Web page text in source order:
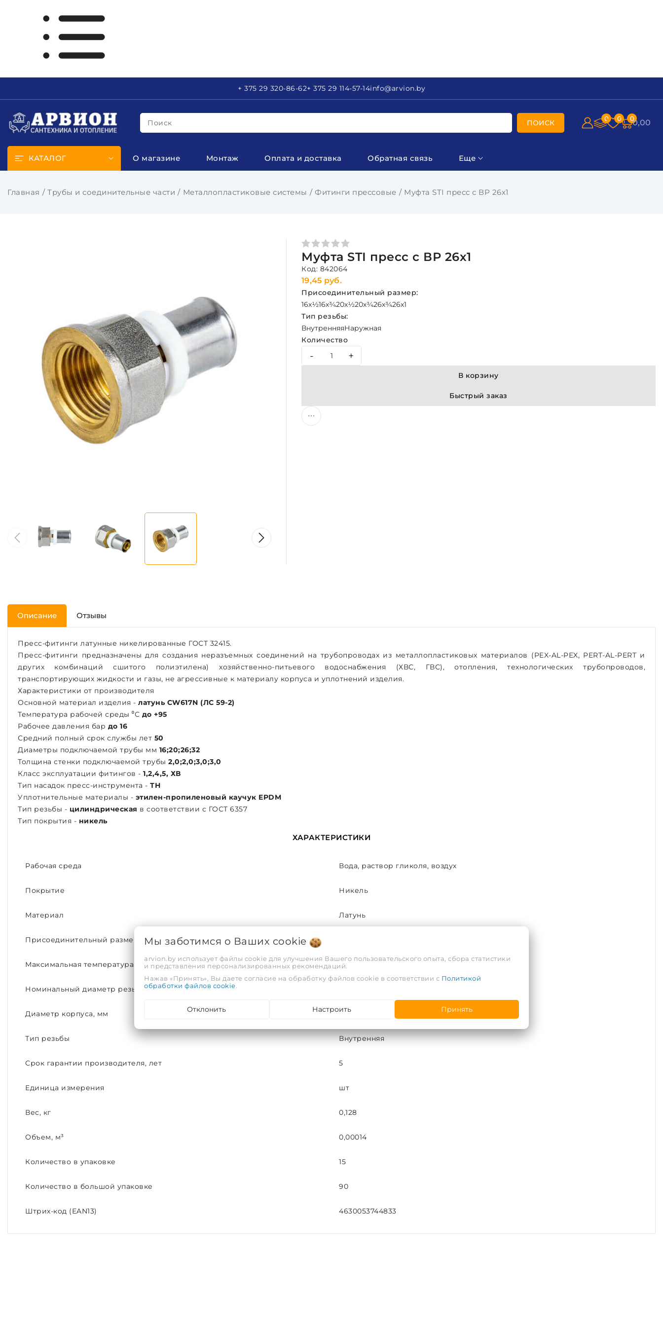
+ 375 29 320-86-62+ 375 29 114-57-14info@arvion.by
Поиск ПОИСК 0 0 00,00
КАТАЛОГ О магазине Монтаж Оплата и доставка Обратная связь Еще
Главная Трубы и соединительные части Металлопластиковые системы Фитинги прессовые Муфта STI пресс с ВР 26х1
Муфта STI пресс с ВР 26х1
Код: 842064
19,45 руб.
Присоединительный размер:
16х½16х¾20х½20х¾26х¾26х1
Тип резьбы:
ВнутренняяНаружная
Количество
- +
В корзину
Быстрый заказ
Описание Отзывы
Пресс-фитинги латунные никелированные ГОСТ 32415.
Пресс-фитинги предназначены для создания неразъемных соединений на трубопроводах из металлопластиковых материалов (PEX-AL-PEX, PERT-AL-PERT и
других комбинаций сшитого полиэтилена) хозяйственно-питьевого водоснабжения (ХВС, ГВС), отопления, технологических трубопроводов,
транспортирующих жидкости и газы, не агрессивные к материалу корпуса и уплотнений изделия.
Характеристики от производителя
Основной материал изделия - латунь CW617N (ЛС 59-2)
Температура рабочей среды ⁰С до +95
Рабочее давления бар до 16
Средний полный срок службы лет 50
Диаметры подключаемой трубы мм 16;20;26;32
Толщина стенки подключаемой трубы 2,0;2,0;3,0;3,0
Класс эксплуатации фитингов - 1,2,4,5, ХВ
Тип насадок пресс-инструмента - ТН
Уплотнительные материалы - этилен-пропиленовый каучук EPDM
Тип резьбы - цилиндрическая в соответствии с ГОСТ 6357
Тип покрытия - никель
ХАРАКТЕРИСТИКИ
Рабочая среда Вода, раствор гликоля, воздух
Покрытие Никель
Материал Латунь
Присоединительный размер
Максимальная температура рабочей среды, С° 95
Номинальный диаметр резьбы
Диаметр корпуса, мм 26
Тип резьбы Внутренняя
Срок гарантии производителя, лет 5
Единица измерения шт
Вес, кг 0,128
Объем, м³ 0,00014
Количество в упаковке 15
Количество в большой упаковке 90
Штрих-код (EAN13) 4630053744833
Мы заботимся о Ваших cookie
arvion.by использует файлы cookie для улучшения Вашего пользовательского опыта, сбора статистики
и представления персонализированных рекомендаций.
Нажав «Принять», Вы даете согласие на обработку файлов cookie в соответствии с Политикой
обработки файлов cookie.
Отклонить Настроить Принять